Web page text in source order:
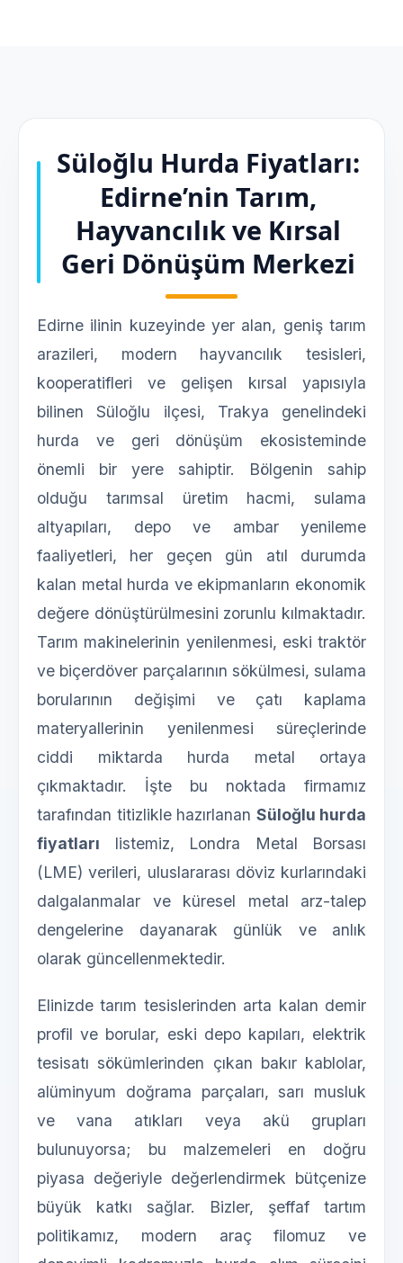
Süloğlu Hurda Fiyatları:
Edirne’nin Tarım,
Hayvancılık ve Kırsal
Geri Dönüşüm Merkezi
Edirne ilinin kuzeyinde yer alan, geniş tarım
arazileri, modern hayvancılık tesisleri,
kooperatifleri ve gelişen kırsal yapısıyla
bilinen Süloğlu ilçesi, Trakya genelindeki
hurda ve geri dönüşüm ekosisteminde
önemli bir yere sahiptir. Bölgenin sahip
olduğu tarımsal üretim hacmi, sulama
altyapıları, depo ve ambar yenileme
faaliyetleri, her geçen gün atıl durumda
kalan metal hurda ve ekipmanların ekonomik
değere dönüştürülmesini zorunlu kılmaktadır.
Tarım makinelerinin yenilenmesi, eski traktör
ve biçerdöver parçalarının sökülmesi, sulama
borularının değişimi ve çatı kaplama
materyallerinin yenilenmesi süreçlerinde
ciddi miktarda hurda metal ortaya
çıkmaktadır. İşte bu noktada firmamız
tarafından titizlikle hazırlanan Süloğlu hurda
fiyatları listemiz, Londra Metal Borsası
(LME) verileri, uluslararası döviz kurlarındaki
dalgalanmalar ve küresel metal arz-talep
dengelerine dayanarak günlük ve anlık
olarak güncellenmektedir.
Elinizde tarım tesislerinden arta kalan demir
profil ve borular, eski depo kapıları, elektrik
tesisatı sökümlerinden çıkan bakır kablolar,
alüminyum doğrama parçaları, sarı musluk
ve vana atıkları veya akü grupları
bulunuyorsa; bu malzemeleri en doğru
piyasa değeriyle değerlendirmek bütçenize
büyük katkı sağlar. Bizler, şeffaf tartım
politikamız, modern araç filomuz ve